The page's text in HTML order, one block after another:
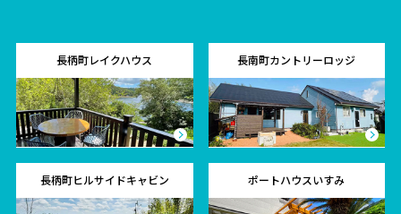
長柄町レイクハウス 長南町カントリーロッジ
長柄町ヒルサイドキャビン ポートハウスいすみ